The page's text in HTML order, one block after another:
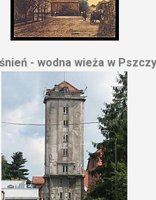
- wodna wieża w